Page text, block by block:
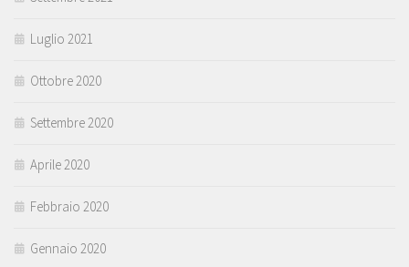
Luglio 2021
Ottobre 2020
Settembre 2020
Aprile 2020
Febbraio 2020
Gennaio 2020